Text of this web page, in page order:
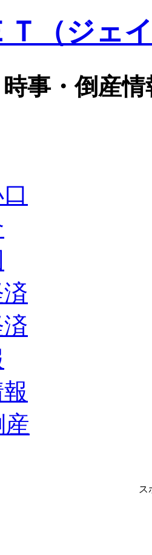
事・倒産
産
ス